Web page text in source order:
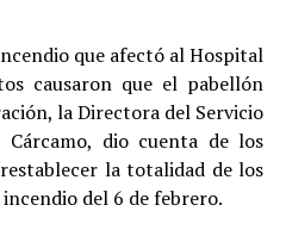
que afectó al Hospital
causaron que el pabellón
la Directora del Servicio
Cárcamo, dio cuenta de los
la totalidad de los
del 6 de febrero.